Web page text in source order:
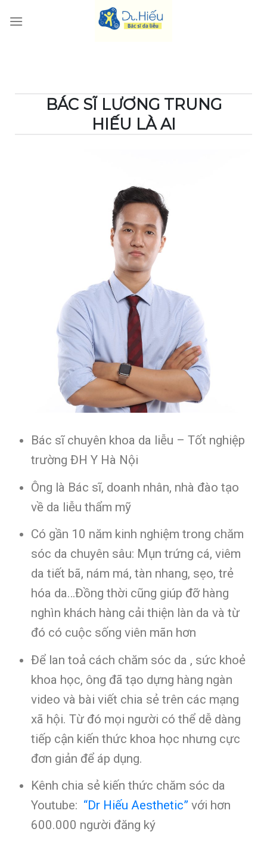
BÁC SĨ LƯƠNG TRUNG
HIẾU LÀ AI
Bác sĩ chuyên khoa da liễu – Tốt nghiệp
trường ĐH Y Hà Nội
Ông là Bác sĩ, doanh nhân, nhà đào tạo
về da liễu thẩm mỹ
Có gần 10 năm kinh nghiệm trong chăm
sóc da chuyên sâu: Mụn trứng cá, viêm
da tiết bã, nám má, tàn nhang, sẹo, trẻ
hóa da…Đồng thời cũng giúp đỡ hàng
nghìn khách hàng cải thiện làn da và từ
đó có cuộc sống viên mãn hơn
Để lan toả cách chăm sóc da , sức khoẻ
khoa học, ông đã tạo dựng hàng ngàn
video và bài viết chia sẻ trên các mạng
xã hội. Từ đó mọi người có thể dễ dàng
tiếp cận kiến thức khoa học nhưng cực
đơn giản để áp dụng.
Kênh chia sẻ kiến thức chăm sóc da
Youtube: “Dr Hiếu Aesthetic”với hơn
600.000 người đăng ký